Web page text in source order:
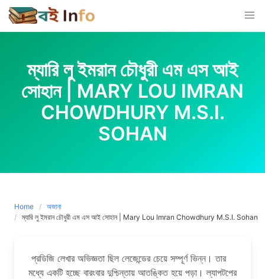
Skip
to
content
ম্যারি লু ইমরান চৌধুরী এম এস আই
সোহান | MARY LOU IMRAN
CHOWDHURY M.S.I.
SOHAN
Home
অজানা
ম্যারি লু ইমরান চৌধুরী এম এস আই সোহান | Mary Lou Imran Chowdhury M.S.I. Sohan
প্রডিজি লেখার অভিজ্ঞতা ছিল লেজেন্ডের চেয়ে সম্পূর্ণ ভিন্ন। তার
মধ্যে একটি হচ্ছে বারংবার দুশ্চিন্তায় আতঙ্কিত হয়ে পড়া। ল্যাপটপের